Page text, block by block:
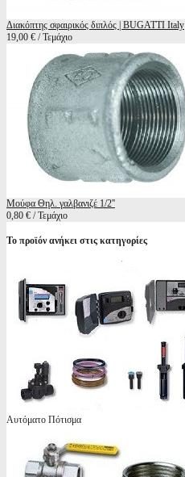
Διακόπτης σφαιρικός διπλός | BUGATTI Italy
19,00 € / Τεμάχιο
Μούφα Θηλ. γαλβανιζέ 1/2''
0,80 € / Τεμάχιο
Το προϊόν ανήκει στις κατηγορίες
Αυτόματο Πότισμα